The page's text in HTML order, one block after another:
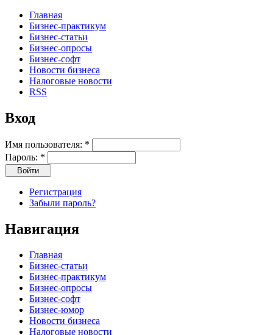
Главная
Бизнес-практикум
Бизнес-статьи
Бизнес-опросы
Бизнес-софт
Новости бизнеса
Налоговые новости
RSS
Вход
Имя пользователя: *
Пароль: *
Регистрация
Забыли пароль?
Навигация
Главная
Бизнес-статьи
Бизнес-практикум
Бизнес-опросы
Бизнес-софт
Бизнес-юмор
Новости бизнеса
Налоговые новости